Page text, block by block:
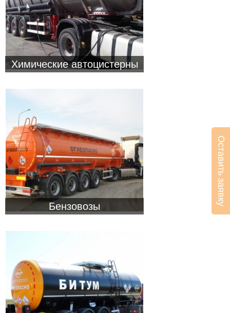
Химические автоцистерны
Бензовозы
Оставить заявку